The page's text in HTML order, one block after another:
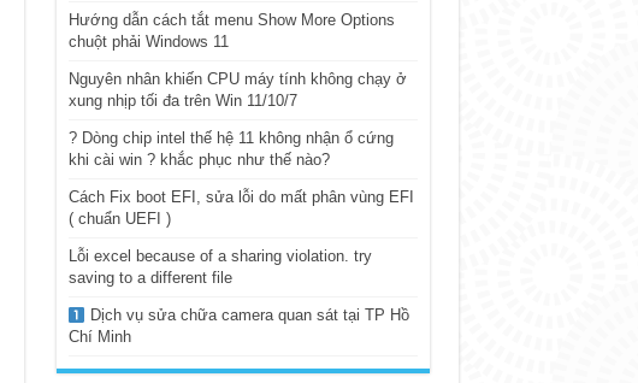
Hướng dẫn cách tắt menu Show More Options
chuột phải Windows 11
Nguyên nhân khiến CPU máy tính không chạy ở
xung nhịp tối đa trên Win 11/10/7
? Dòng chip intel thế hệ 11 không nhận ổ cứng
khi cài win ? khắc phục như thế nào?
Cách Fix boot EFI, sửa lỗi do mất phân vùng EFI
( chuẩn UEFI )
Lỗi excel because of a sharing violation. try
saving to a different file
Dịch vụ sửa chữa camera quan sát tại TP Hồ
Chí Minh